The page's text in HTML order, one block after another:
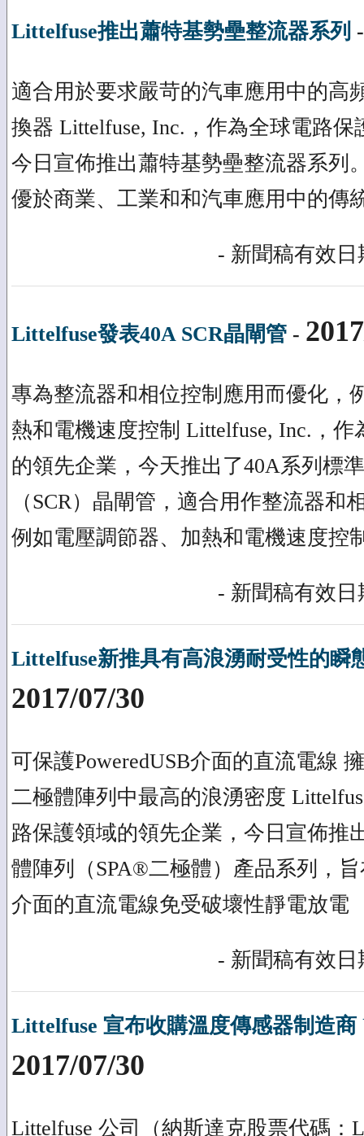
Littelfuse推出蕭特基勢壘整流器系列
適合用於要求嚴苛的汽車應用中的高
換器 Littelfuse, Inc.，作為全球電路
今日宣佈推出蕭特基勢壘整流器系列
優於商業、工業和和汽車應用中的傳
- 新聞稿有效日
Littelfuse發表40A SCR晶閘管 -
專為整流器和相位控制應用而優化，
熱和電機速度控制 Littelfuse, Inc.，
的領先企業，今天推出了40A系列標
（SCR）晶閘管，適合用作整流器和
例如電壓調節器、加熱和電機速度控
- 新聞稿有效日
Littelfuse新推具有高浪湧耐受性的瞬
2017/07/30
可保護PoweredUSB介面的直流電線
二極體陣列中最高的浪湧密度
路保護領域的領先企業，今日宣佈推
體陣列（SPA®二極體）產品系列，旨
介面的直流電線免受破壞性靜電放電
- 新聞稿有效日
Littelfuse 宣布收購溫度傳感器制造商
2017/07/30
Littelfuse 公司（納斯達克股票代碼：